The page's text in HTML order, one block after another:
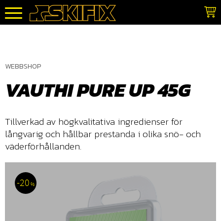
Meny
WEBBSHOP
VAUTHI PURE UP 45G
Tillverkad av högkvalitativa ingredienser för
långvarig och hållbar prestanda i olika snö- och
väderförhållanden.
20 %